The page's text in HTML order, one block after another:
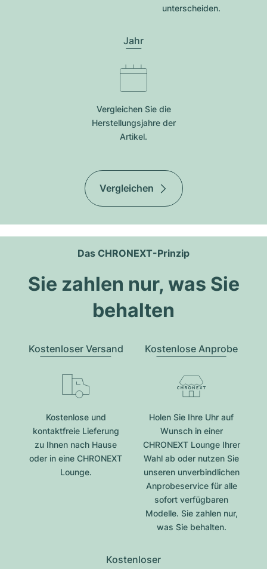
unterscheiden.
Jahr
Vergleichen Sie die
Herstellungsjahre der
Artikel.
Vergleichen
Das CHRONEXT-Prinzip
Sie zahlen nur, was Sie
behalten
Kostenloser Versand
Kostenlose und
kontaktfreie Lieferung
zu Ihnen nach Hause
oder in eine CHRONEXT
Lounge.
Kostenlose Anprobe
Holen Sie Ihre Uhr auf
Wunsch in einer
CHRONEXT Lounge Ihrer
Wahl ab oder nutzen Sie
unseren unverbindlichen
Anprobeservice für alle
sofort verfügbaren
Modelle. Sie zahlen nur,
was Sie behalten.
Kostenloser